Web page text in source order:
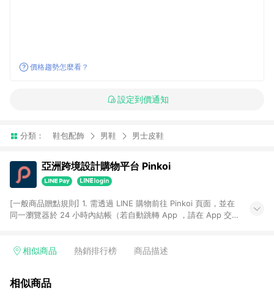
價格趨勢怎麼看？
設定到價通知
分類： 鞋包配飾 男鞋 男士皮鞋
亞洲跨境設計購物平台 Pinkoi
[一般商品贈點規則] 1. 需透過 LINE 購物前往 Pinkoi 頁面，並在
同一瀏覽器於 24 小時內結帳（若自動跳轉 App ，請在 App 交
回饋訂單不得享有 Pinkoi 站方優惠，例如首購優惠，P coins，
行為，不具贈點資格，部分退款不在此限。 6. APP 請更新至
相似商品 熱銷排行榜 商品描述
相似商品